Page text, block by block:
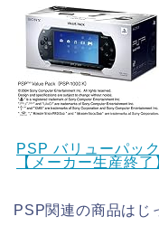
PSP バリューパッ
【メーカー生産終了
PSP関連の商品はじ